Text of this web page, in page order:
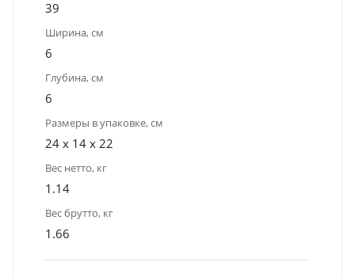
39
Ширина, см
6
Глубина, см
6
Размеры в упаковке, см
24 x 14 x 22
Вес нетто, кг
1.14
Вес брутто, кг
1.66